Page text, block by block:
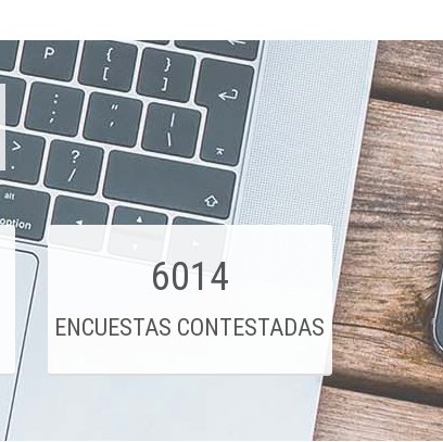
6014
ENCUESTAS CONTESTADAS